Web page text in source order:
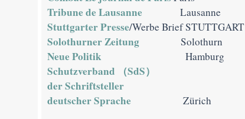
Tribune de Lausanne Lausanne
Stuttgarter Presse/Werbe Brief STUTTGART
Solothurner ZeitungSolothurn
Neue Politik Hamburg
Schutzverband （SdS）
der Schriftsteller
deutscher Sprache Zürich